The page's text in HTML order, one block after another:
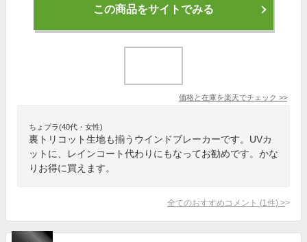
この商品をサイトでみる
価格と在庫を楽天でチェック >>
ちょプラ(40代・女性)
裏トリコット生地も揃うウインドブレーカーです。UVカ
ットに、レインコート代わりにもなってお勧めです。かな
りお得に買えます。
全てのおすすめコメント (1 件) >